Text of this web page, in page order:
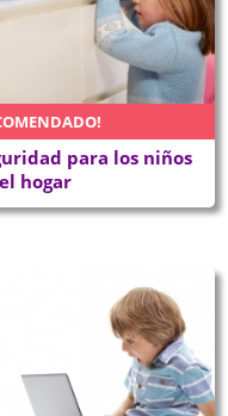
para los niños
hogar